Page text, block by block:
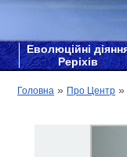
Еволюційні
Реріхів
Головна » Про Центр »